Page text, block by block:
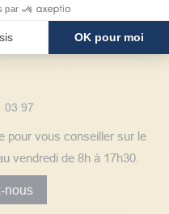
par
OK pour moi
03 97
pour vous conseiller sur le
vendredi de 8h à 17h30.
nous